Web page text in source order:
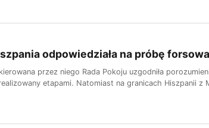
odpowiedziała na próbę
przez niego Rada Pokoju uzgodniła
etapami. Natomiast na granicach Hiszpanii z